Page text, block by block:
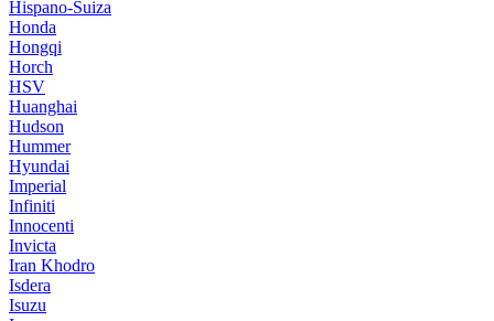
Hispano-Suiza
Honda
Hongqi
Horch
HSV
Huanghai
Hudson
Hummer
Hyundai
Imperial
Infiniti
Innocenti
Invicta
Iran Khodro
Isdera
Isuzu